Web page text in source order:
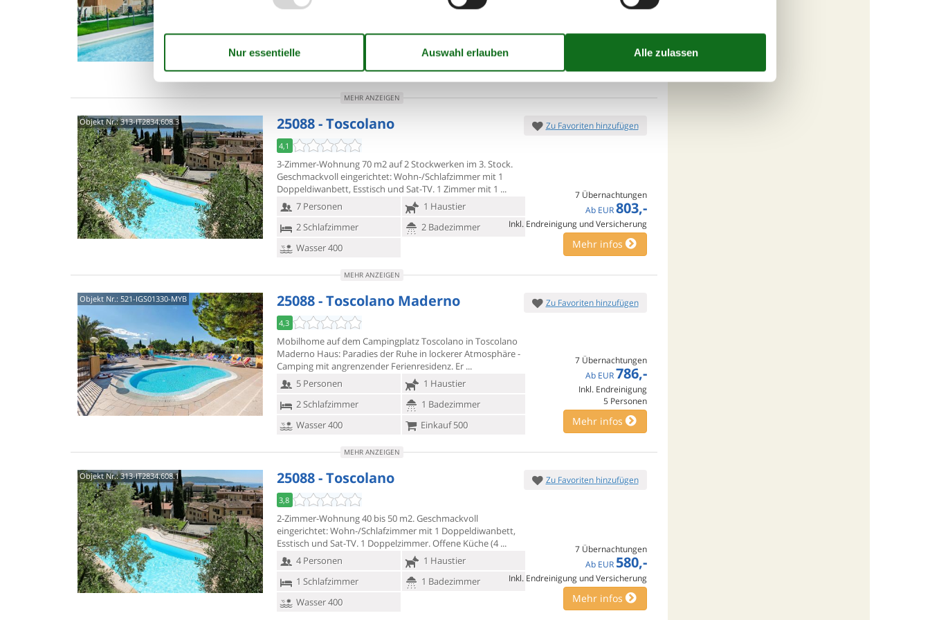
Doppeldiwanbett und Sat-TV. Ausgang zum
2 Schlafzimmer
1 Badezimmer
Wasser 250
AbEUR468,-
Inkl. Endreinigung und Versicherung
MEHR ANZEIGEN
Objekt Nr.:313-IT2834.608.3 25088 - Toscolano
4,1
3-Zimmer-Wohnung 70 m2 auf 2 Stockwerken im 3. Stock.
Geschmackvolleingerichtet: Wohn-/Schlafzimmer mit 1
Doppeldiwanbett, Esstisch und Sat-TV. 1 Zimmer mit 1
7 Personen
1 Haustier
2 Schlafzimmer
2 Badezimmer
Wasser 400
Zu Favoriten hinzufügen
7 Übernachtungen
Ab EUR 803,-
Inkl. Endreinigung und Versicherung
Mehr infos
MEHR ANZEIGEN
Objekt Nr.: 521-IGS01330-MYB 25088 - Toscolano Maderno
4,3
Mobilhome auf dem Campingplatz Toscolano in Toscolano
Maderno Haus: Paradiesder Ruhe in lockerer Atmosphäre -
Camping mit angrenzender Ferienresidenz. Er
5 Personen
1 Haustier
2 Schlafzimmer
1 Badezimmer
Wasser 400
Einkauf 500
Zu Favoriten hinzufügen
7 Übernachtungen
Ab EUR 786,-
Inkl. Endreinigung
5 Personen
Mehr infos
MEHR ANZEIGEN
Objekt Nr.:313-IT2834.608.1 25088 - Toscolano
3,8
2-Zimmer-Wohnung 40 bis 50 m2. Geschmackvoll
eingerichtet: Wohn-/Schlafzimmer mit 1 Doppeldiwanbett,
Esstisch und Sat-TV. 1 Doppelzimmer. Offene Küche (4
4 Personen
1 Haustier
1 Schlafzimmer
1 Badezimmer
Wasser 400
Zu Favoriten hinzufügen
7 Übernachtungen
Ab EUR 580,-
Inkl. Endreinigung und Versicherung
Mehr infos